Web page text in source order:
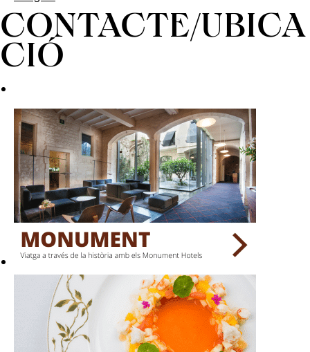
Què vols fer?
HOTELS
TERRASSES
BARS
SPAS
RESTAURANTS
SALES
CONTACTE/UBICA
CIÓ